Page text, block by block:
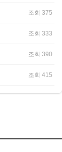
조회 375
조회 333
조회 390
조회 415